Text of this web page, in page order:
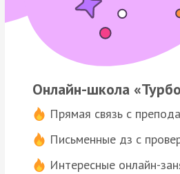
Онлайн-школа
Прямая связь с
Письменные дз с
Интересные онлайн-